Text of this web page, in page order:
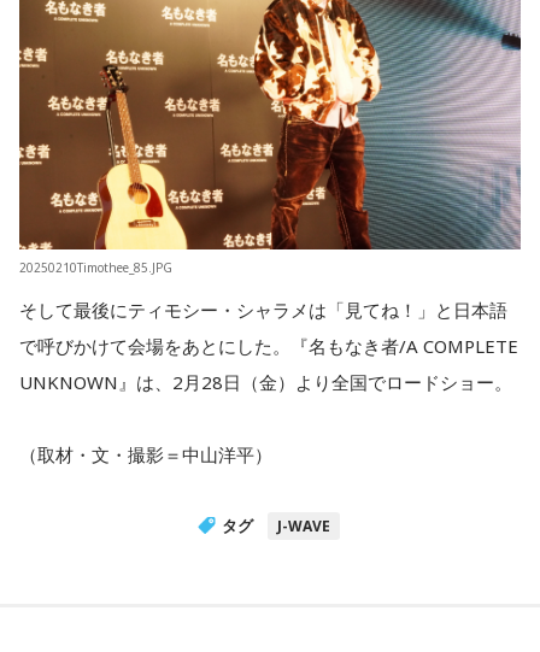
20250210Timothee_85.JPG
そして最後にティモシー・シャラメは「見てね！」と日本語
で呼びかけて会場をあとにした。『名もなき者/A COMPLETE
UNKNOWN』は、2月28日（金）より全国でロードショー。
（取材・文・撮影＝中山洋平）
タグ J-WAVE